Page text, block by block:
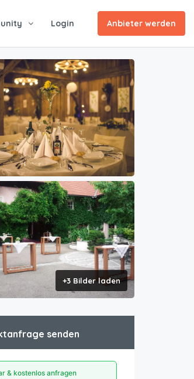
Login Anbieter werden
+3 Bilder laden
senden
& kostenlos anfragen